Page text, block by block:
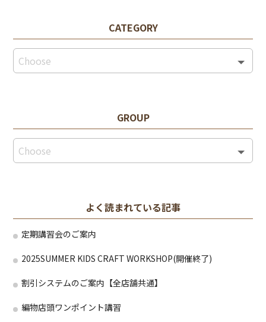
CATEGORY
GROUP
よく読まれている記事
定期講習会のご案内
2025SUMMER KIDS CRAFT WORKSHOP(開催終了)
割引システムのご案内【全店舗共通】
編物店頭ワンポイント講習